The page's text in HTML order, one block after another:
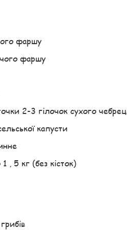
фаршу
фаршу
2-3 гілочок сухого
капусти
, 5 кг (без кісток)